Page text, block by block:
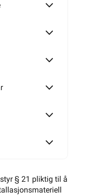
§ 21 pliktig til å